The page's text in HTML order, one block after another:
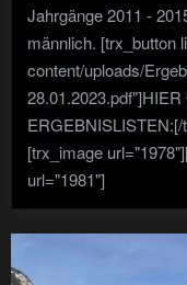
Jahrgänge 2011 -
männlich. [trx_button
content/uploads/
[trx_image
url="1981"]